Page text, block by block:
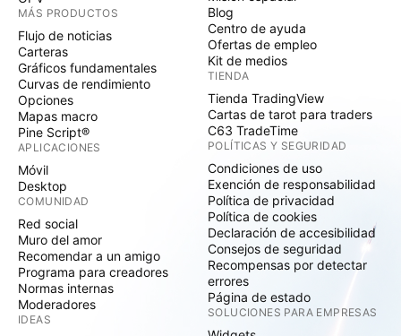
MÁS PRODUCTOS
Flujo de noticias
Carteras
Gráficos fundamentales
Curvas de rendimiento
Opciones
Mapas macro
Pine Script®
APLICACIONES
Móvil
Desktop
COMUNIDAD
Red social
Muro del amor
Recomendar a un amigo
Programa para creadores
Normas internas
Moderadores
IDEAS
Blog
Centro de ayuda
Ofertas de empleo
Kit de medios
TIENDA
Tienda TradingView
Cartas de tarot para traders
C63 TradeTime
POLÍTICAS Y SEGURIDAD
Condiciones de uso
Exención de responsabilidad
Política de privacidad
Política de cookies
Declaración de accesibilidad
Consejos de seguridad
Recompensas por detectar
errores
Página de estado
SOLUCIONES PARA EMPRESAS